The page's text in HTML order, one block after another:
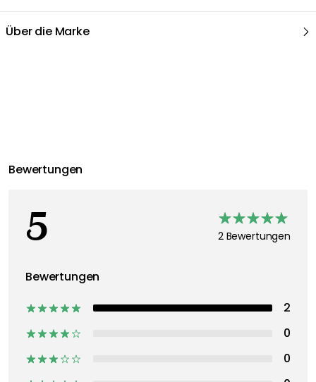
Über die Marke
Bewertungen
5 2 Bewertungen
Bewertungen
2
0
0